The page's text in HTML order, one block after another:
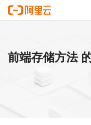
前端存储方法